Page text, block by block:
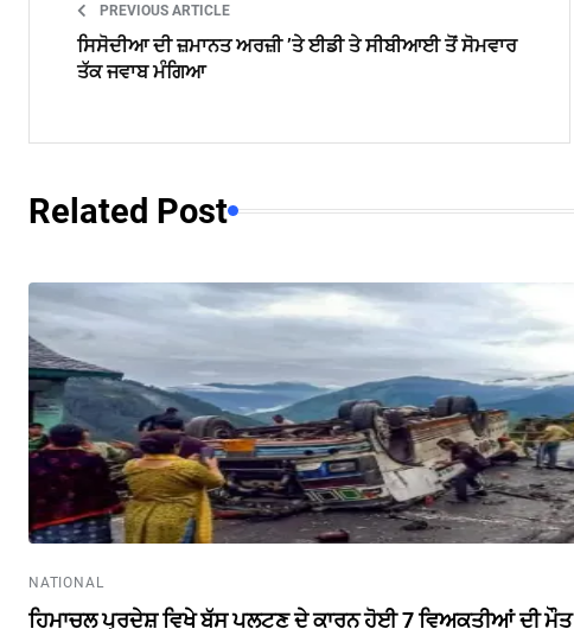
PREVIOUS ARTICLE
ਸਿਸੋਦੀਆ ਦੀ ਜ਼ਮਾਨਤ ਅਰਜ਼ੀ ’ਤੇ ਈਡੀ ਤੇ ਸੀਬੀਆਈ ਤੋਂ ਸੋਮਵਾਰ
ਤੱਕ ਜਵਾਬ ਮੰਗਿਆ
Related Post
NATIONAL
ਹਿਮਾਚਲ ਪ੍ਰਦੇਸ਼ ਵਿਖੇ ਬੱਸ ਪਲਟਣ ਦੇ ਕਾਰਨ ਹੋਈ 7 ਵਿਅਕਤੀਆਂ ਦੀ ਮੌਤ